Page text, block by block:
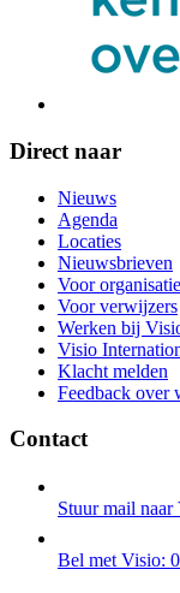
Direct naar
Nieuws
Agenda
Locaties
Nieuwsbrieven
Voor
Voor verwijzers
Werken bij
Visio
Klacht melden
Feedback over
Contact
Stuur mail
Bel met Visio: